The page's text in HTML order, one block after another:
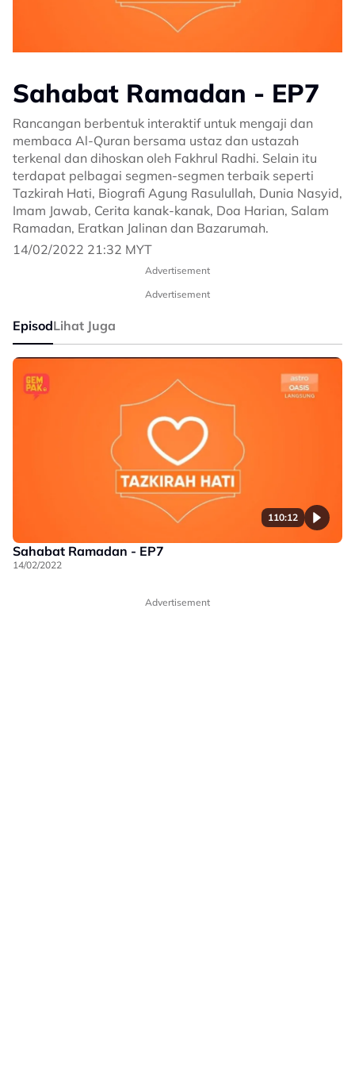
Sahabat Ramadan - EP7
Rancangan berbentuk interaktif untuk mengaji dan
membaca Al-Quran bersama ustaz dan ustazah
terkenal dan dihoskan oleh Fakhrul Radhi. Selain itu
terdapat pelbagai segmen-segmen terbaik seperti
Tazkirah Hati, Biografi Agung Rasulullah, Dunia Nasyid,
Imam Jawab, Cerita kanak-kanak, Doa Harian, Salam
Ramadan, Eratkan Jalinan dan Bazarumah.
14/02/2022 21:32 MYT
Advertisement
Advertisement
EpisodLihat Juga
110:12
Sahabat Ramadan - EP7
14/02/2022
Advertisement